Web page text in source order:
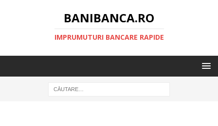
BANIBANCA.RO
IMPRUMUTURI BANCARE RAPIDE